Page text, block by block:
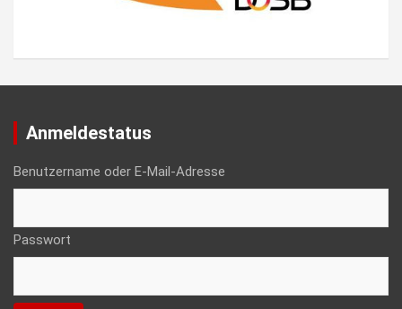
Anmeldestatus
Benutzername oder E-Mail-Adresse
Passwort